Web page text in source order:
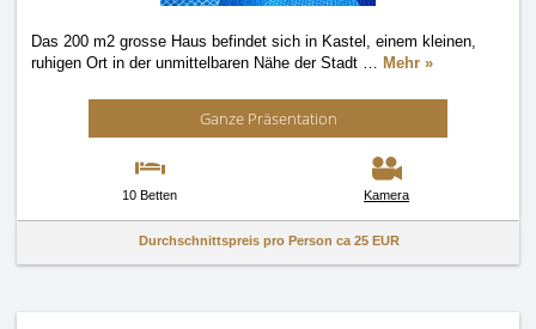
Das 200 m2 grosse Haus befindet sich in Kastel, einem kleinen,
ruhigen Ort in der unmittelbaren Nähe der Stadt … Mehr »
Ganze Präsentation
10 Betten Kamera
Durchschnittspreis pro Person ca 25 EUR